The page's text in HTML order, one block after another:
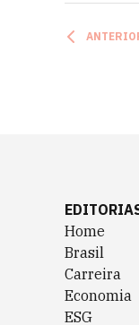
Home
Brasil
Carreira
Economia
ESG